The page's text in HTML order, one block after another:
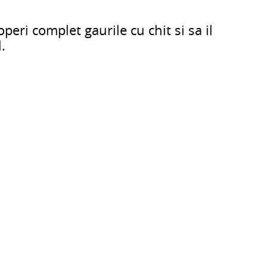
complet gaurile cu chit si sa il